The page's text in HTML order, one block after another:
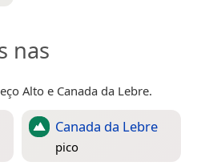
nas
Alto e Canada da Lebre.
Canada da Lebre
pico